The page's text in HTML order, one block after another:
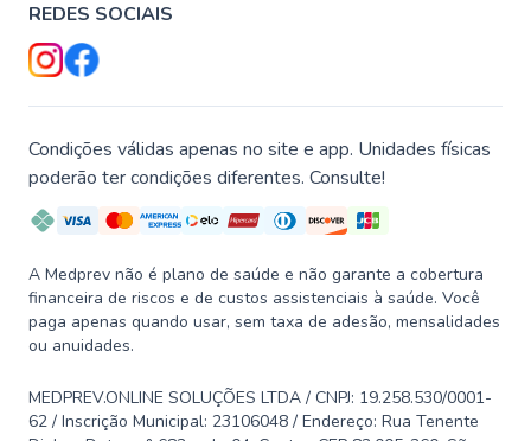
REDES SOCIAIS
Condições válidas apenas no site e app. Unidades físicas
poderão ter condições diferentes. Consulte!
A Medprev não é plano de saúde e não garante a cobertura
financeira de riscos e de custos assistenciais à saúde. Você
paga apenas quando usar, sem taxa de adesão, mensalidades
ou anuidades.
MEDPREV.ONLINE SOLUÇÕES LTDA / CNPJ: 19.258.530/0001-
62 / Inscrição Municipal: 23106048 / Endereço: Rua Tenente